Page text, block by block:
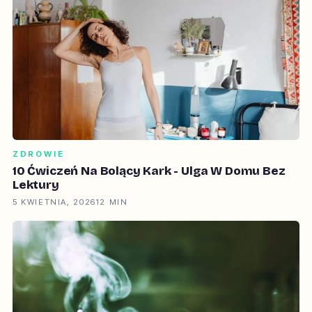
ZDROWIE
10 Ćwiczeń Na Bolący Kark - Ulga W Domu Bez
Lektury
5 KWIETNIA, 202612 MIN